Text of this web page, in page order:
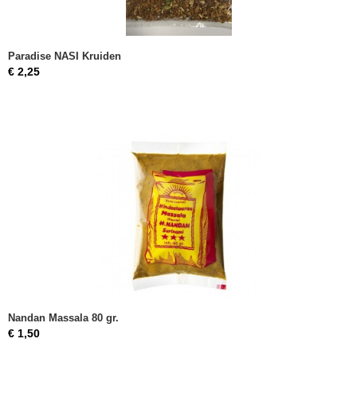
Paradise NASI Kruiden
€ 2,25
Nandan Massala 80 gr.
€ 1,50